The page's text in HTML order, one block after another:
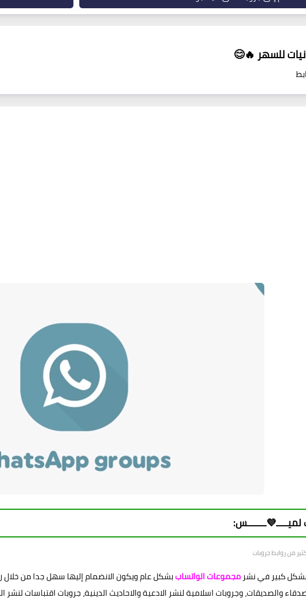
للسهر 🔥😊
من روابط جروبات
كبير في نشرمجموعات الواتساببشكل عام ويكون الانضمام إليها سهل جدا من خلال
والصديقات، وجروبات اسلامية لنشر الادعية والاحاديث الدينية، جروبات اقتباسات لنشر